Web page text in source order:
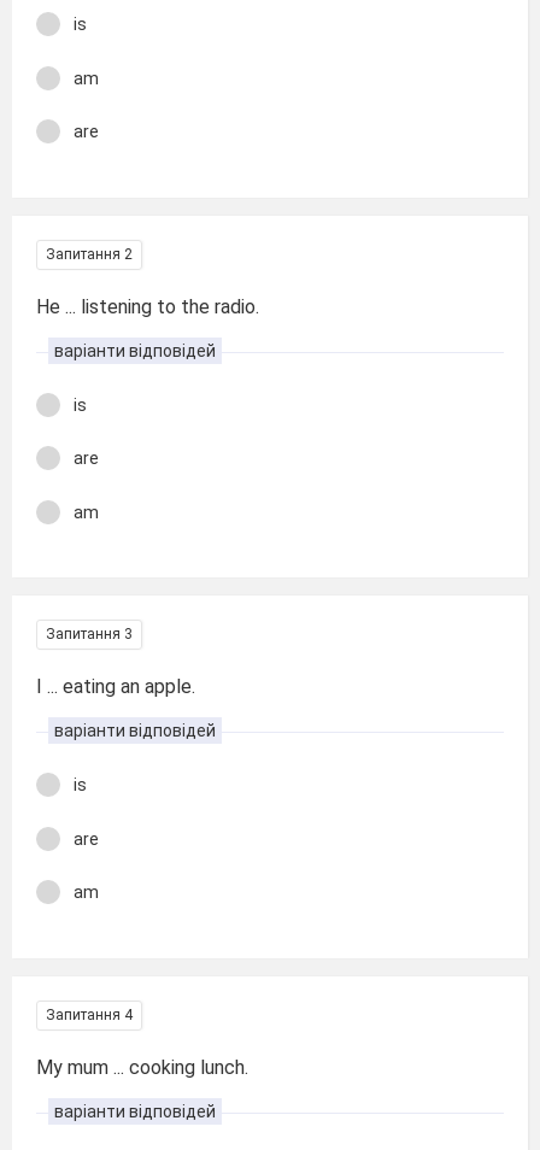
is
am
are
Запитання 2
He ... listening to the radio.
варіанти відповідей
is
are
am
Запитання 3
I ... eating an apple.
варіанти відповідей
is
are
am
Запитання 4
My mum ... cooking lunch.
варіанти відповідей